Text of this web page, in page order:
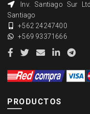
Inv. Santiago Sur
Santiago
+562 24247400
+569 93371666
PRODUCTOS